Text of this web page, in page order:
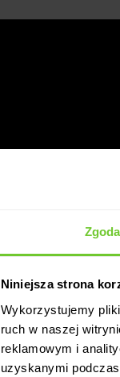
Zgoda
Niniejsza strona
Wykorzystujemy
ruch w naszej
reklamowym i
uzyskanymi